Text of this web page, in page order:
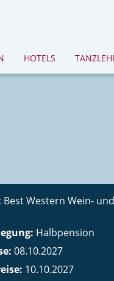
HOTELS
Best Western Wein-
Halbpension
08.10.2027
10.10.2027